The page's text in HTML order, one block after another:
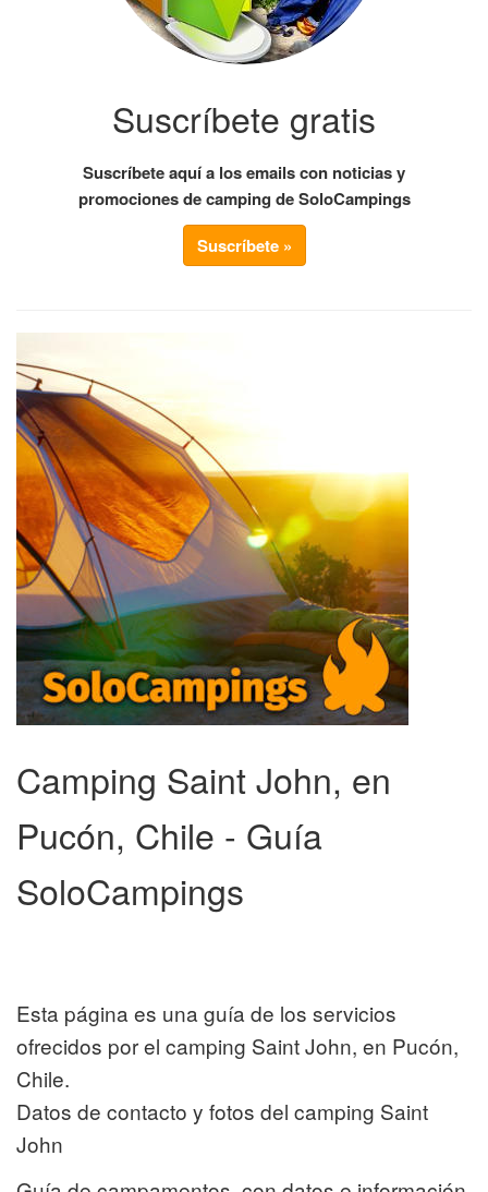
Suscríbete gratis
Suscríbete aquí a los emails con noticias y
promociones de camping de SoloCampings
Suscríbete »
Camping Saint John, en
Pucón, Chile - Guía
SoloCampings
Esta página es una guía de los servicios
ofrecidos por el camping Saint John, en Pucón,
Chile.
Datos de contacto y fotos del camping Saint
John